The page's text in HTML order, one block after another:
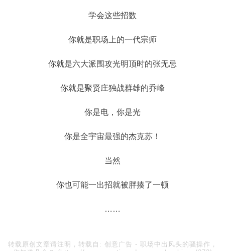
学会这些招数
你就是职场上的一代宗师
你就是六大派围攻光明顶时的张无忌
你就是聚贤庄独战群雄的乔峰
你是电，你是光
你是全宇宙最强的杰克苏！
当然
你也可能一出招就被胖揍了一顿
……
转载原创文章请注明，转载自: 创意广告 - 职场中出风头的骚操作，